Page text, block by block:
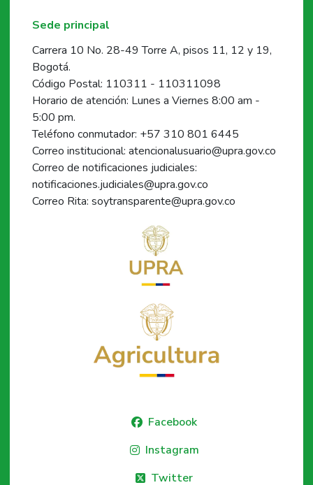
Sede principal
Carrera 10 No. 28-49 Torre A, pisos 11, 12 y 19,
Bogotá.
Código Postal: 110311 - 110311098
Horario de atención: Lunes a Viernes 8:00 am -
5:00 pm.
Teléfono conmutador: +57 310 801 6445
Correo institucional: atencionalusuario@upra.gov.co
Correo de notificaciones judiciales:
notificaciones.judiciales@upra.gov.co
Correo Rita: soytransparente@upra.gov.co
Facebook
Instagram
Twitter